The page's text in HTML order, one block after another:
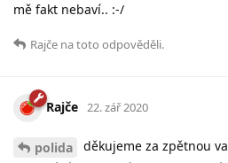
mě fakt nebaví.. :-/
Rajče na toto odpověděli.
Rajče 22. zář 2020
polida
děkujeme za zpětnou